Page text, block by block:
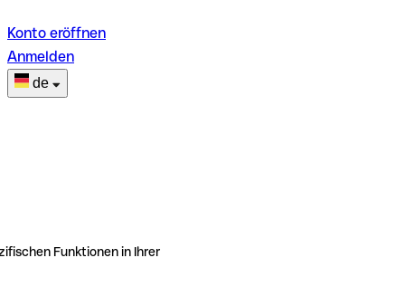
Konto eröffnen
Anmelden
de
Funktionen in Ihrer